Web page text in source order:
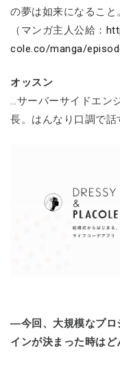
の夢は如来になること
（マンガ主人公給：
cole.co/manga/
オッスン
…サーバーサイドエン
長。はんなり口調で話
―今回、大規模なプロ
インが決まった時はど